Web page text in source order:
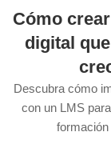
Cómo
digital
Descubra cómo
con un LMS